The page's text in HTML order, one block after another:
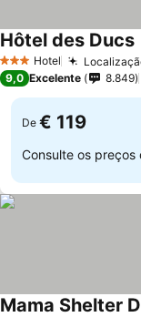
3 EstrelasHotel
Hôtel des Ducs
9,0 Excelente 8.849
De € 119
Consulte os preços
Mama Shelter